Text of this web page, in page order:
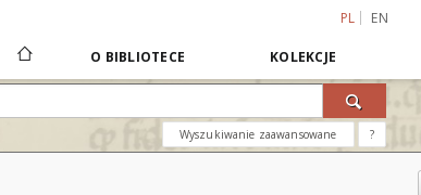
PL EN
O BIBLIOTECE KOLEKCJE
Wyszukiwanie zaawansowane ?